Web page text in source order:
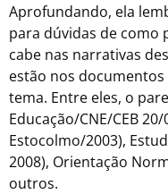
Aprofundando, ela
para dúvidas de como
cabe nas narrativas
estão nos
tema. Entre eles, o
Educação/CNE/CEB
Estocolmo/2003),
2008), Orientação
outros.